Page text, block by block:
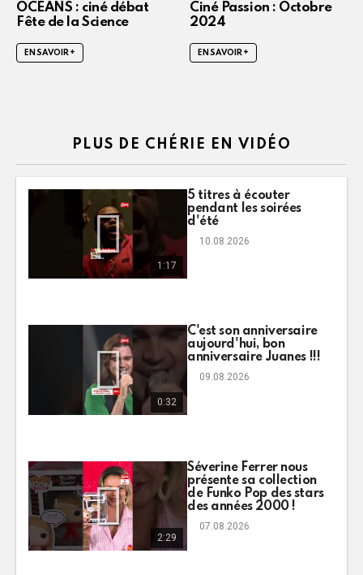
OCÉANS : ciné débat
Fête de la Science
EN SAVOIR +
Ciné Passion : Octobre
2024
EN SAVOIR +
PLUS DE CHÉRIE EN VIDÉO
1:17
5 titres à écouter
pendant les soirées
d'été
10.08.2026
0:32
C'est son anniversaire
aujourd'hui, bon
anniversaire Juanes !!!
09.08.2026
2:29
Séverine Ferrer nous
présente sa collection
de Funko Pop des stars
des années 2000 !
07.08.2026